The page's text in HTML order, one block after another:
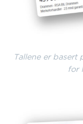
Tallene er basert
for